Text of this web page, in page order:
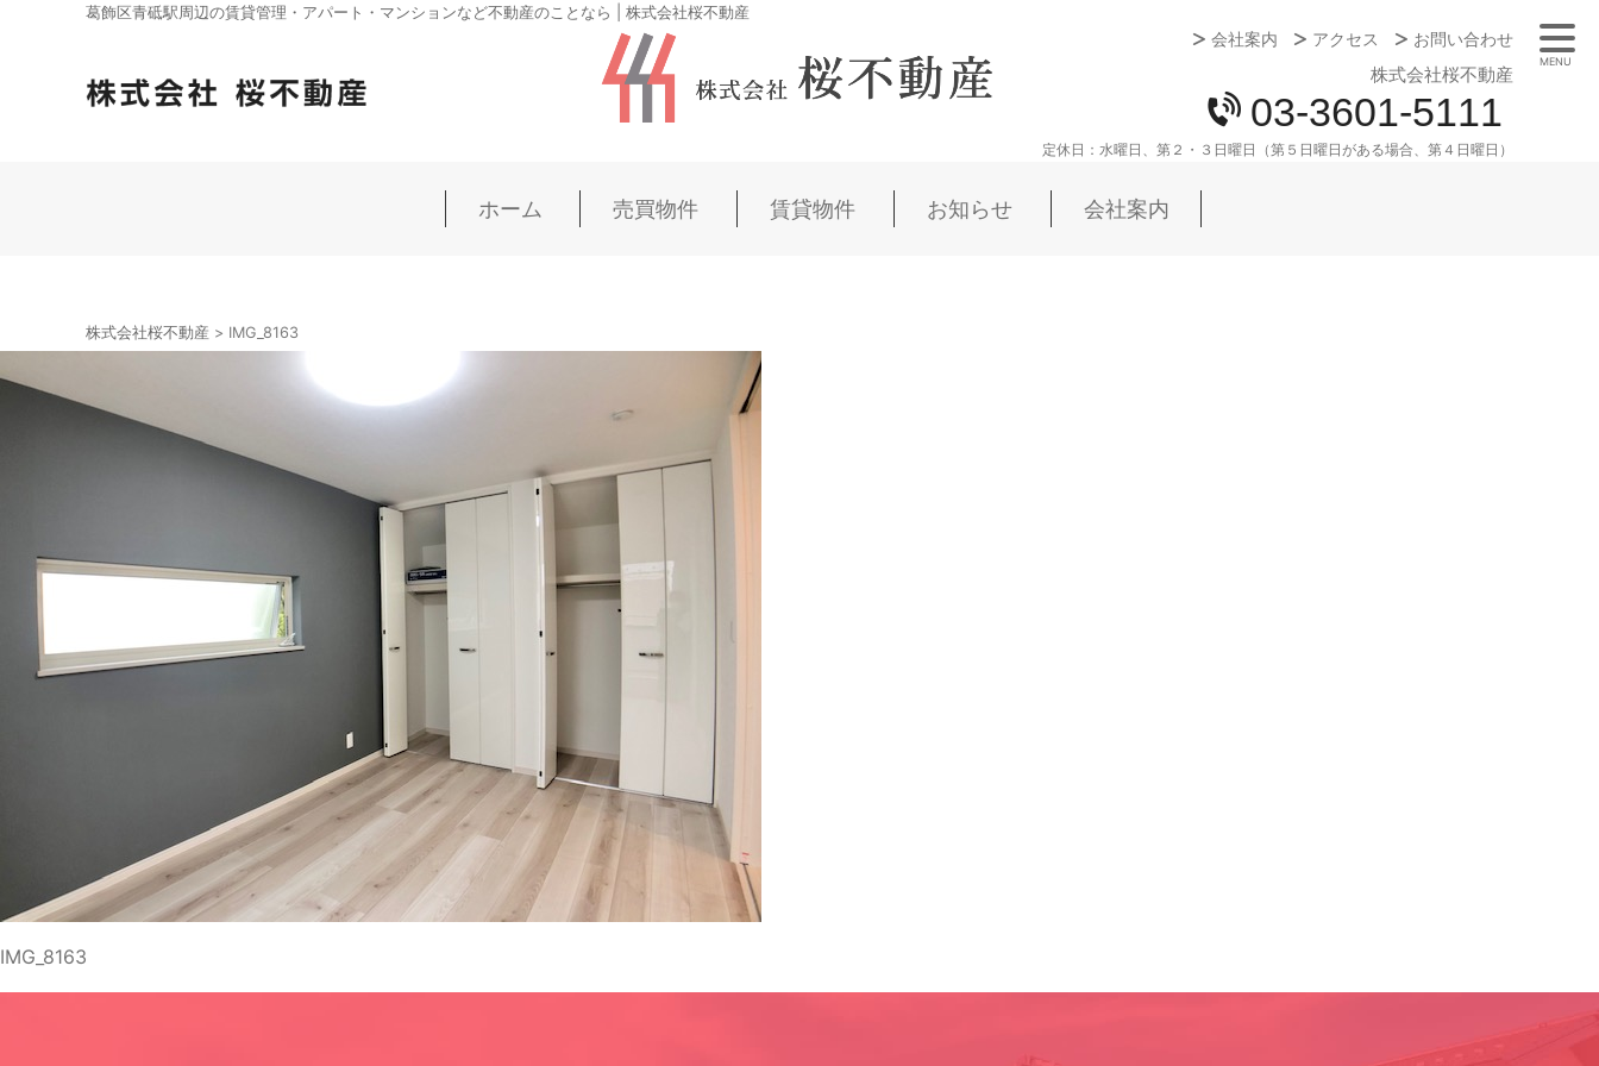
葛飾区青砥駅周辺の賃貸管理・アパート・マンションなど不動産のことなら | 株式会社桜不動産
会社案内
アクセス お問い合わせ
株式会社桜不動産
03-3601-5111
定休日： 水曜日、第２・３日曜日（第５日曜日がある場合、第４日曜日）
ホーム 売買物件 賃貸物件 お知らせ 会社案内
株式会社桜不動産 > IMG_8163
IMG_8163
MENU